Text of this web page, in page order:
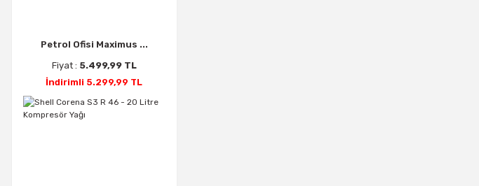
Petrol Ofisi Maximus ...
Fiyat : 5.499,99 TL
İndirimli 5.299,99 TL